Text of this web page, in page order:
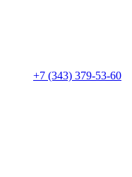
+7 (343) 379-53-60